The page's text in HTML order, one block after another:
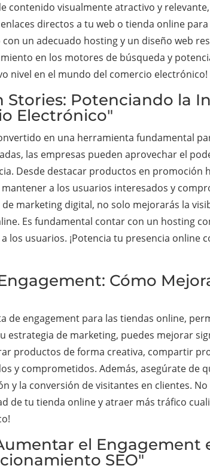
contenido visualmente atractivo y
directos a tu web o tienda online
un adecuado hosting y un diseño web
en los motores de búsqueda y
nivel en el mundo del comercio electrónico!
Stories: Potenciando la
Electrónico"
en una herramienta fundamental
las empresas pueden aprovechar el
Desde destacar productos en promoción
a los usuarios interesados y
marketing digital, no solo mejorarás la
Es fundamental contar con un hosting
usuarios. ¡Potencia tu presencia online
Cómo
de engagement para las tiendas online,
estrategia de marketing, puedes mejorar
productos de forma creativa, compartir
y comprometidos. Además, asegúrate de
y la conversión de visitantes en clientes.
tu tienda online y atraer más tráfico
el Engagement
SEO"